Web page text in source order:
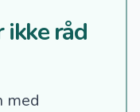
ikke råd
med